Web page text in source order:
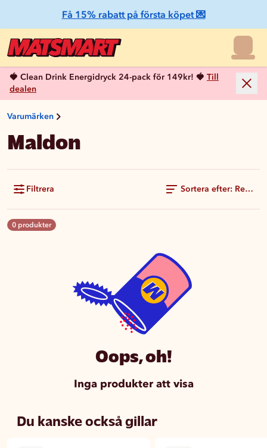
Få 15% rabatt på första köpet 💌
🍓 Clean Drink Energidryck 24-pack för 149kr! 🍓 Till
dealen
Varumärken
Maldon
Filtrera Sortera efter:
0 produkter
Oops, oh!
Inga produkter att visa
Du kanske också gillar